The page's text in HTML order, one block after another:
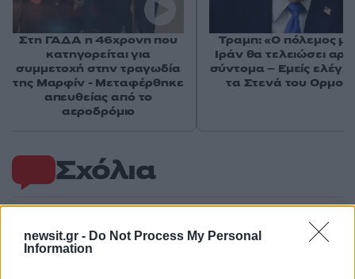
newsit.gr - Do Not Process My Personal
Information
Σχόλια
Στη ΓΑΔΑ η 46χρονη που
κατηγορείται για
συμμετοχή στην τραγωδία
της Μαρφίν - Μεταφέρθηκε
απευθείας από το
αεροδρόμιο
Τραμπ: «Ο πόλεμος με
Ιράν θα τελειώσει
σύντομα – Εμείς
τα Στενά του